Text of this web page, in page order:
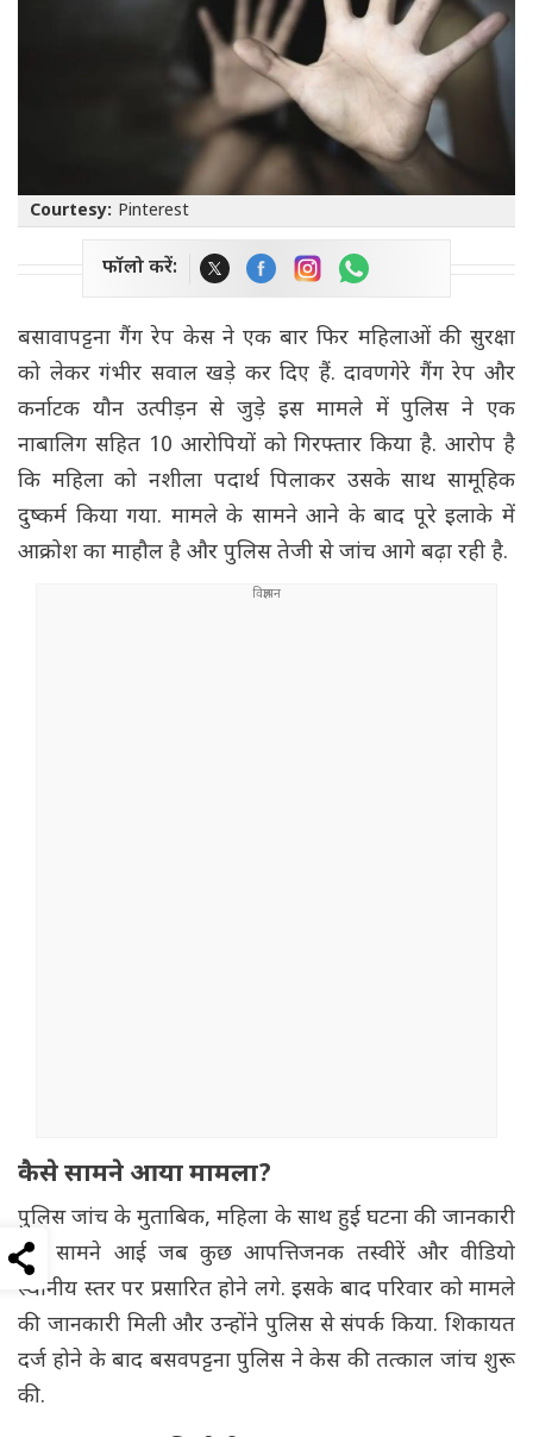
Courtesy: Pinterest
फॉलो करें:
बसावापट्टना गैंग रेप केस ने एक बार फिर महिलाओं की सुरक्षा
को लेकर गंभीर सवाल खड़े कर दिए हैं. दावणगेरे गैंग रेप और
कर्नाटक यौन उत्पीड़न से जुड़े इस मामले में पुलिस ने एक
नाबालिग सहित 10 आरोपियों को गिरफ्तार किया है. आरोप है
कि महिला को नशीला पदार्थ पिलाकर उसके साथ सामूहिक
दुष्कर्म किया गया. मामले के सामने आने के बाद पूरे इलाके में
आक्रोश का माहौल है और पुलिस तेजी से जांच आगे बढ़ा रही है.
कैसे सामने आया मामला?
पुलिस जांच के मुताबिक, महिला के साथ हुई घटना की जानकारी
तब सामने आई जब कुछ आपत्तिजनक तस्वीरें और वीडियो
स्थानीय स्तर पर प्रसारित होने लगे. इसके बाद परिवार को मामले
की जानकारी मिली और उन्होंने पुलिस से संपर्क किया. शिकायत
दर्ज होने के बाद बसवपट्टना पुलिस ने केस की तत्काल जांच शुरू
की.